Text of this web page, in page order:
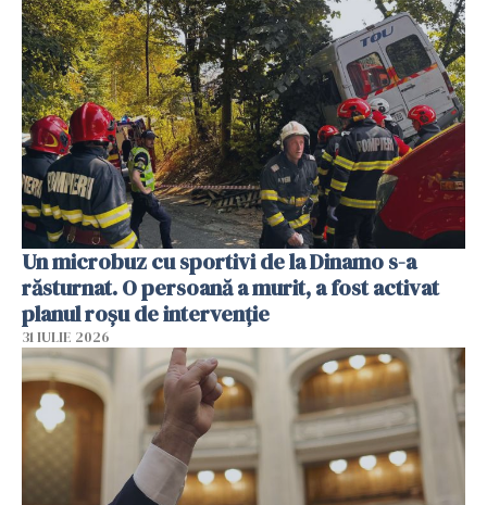
Un microbuz cu sportivi de la Dinamo s-a
răsturnat. O persoană a murit, a fost activat
planul roșu de intervenție
31 IULIE 2026